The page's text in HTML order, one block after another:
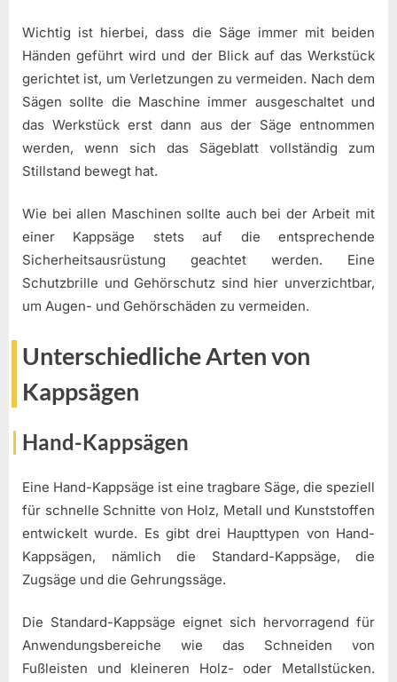
Wichtig ist hierbei, dass die Säge immer mit beiden
Händen geführt wird und der Blick auf das Werkstück
gerichtet ist, um Verletzungen zu vermeiden. Nach dem
Sägen sollte die Maschine immer ausgeschaltet und
das Werkstück erst dann aus der Säge entnommen
werden, wenn sich das Sägeblatt vollständig zum
Stillstand bewegt hat.
Wie bei allen Maschinen sollte auch bei der Arbeit mit
einer Kappsäge stets auf die entsprechende
Sicherheitsausrüstung geachtet werden. Eine
Schutzbrille und Gehörschutz sind hier unverzichtbar,
um Augen- und Gehörschäden zu vermeiden.
Unterschiedliche Arten von
Kappsägen
Hand-Kappsägen
Eine Hand-Kappsäge ist eine tragbare Säge, die speziell
für schnelle Schnitte von Holz, Metall und Kunststoffen
entwickelt wurde. Es gibt drei Haupttypen von Hand-
Kappsägen, nämlich die Standard-Kappsäge, die
Zugsäge und die Gehrungssäge.
Die Standard-Kappsäge eignet sich hervorragend für
Anwendungsbereiche wie das Schneiden von
Fußleisten und kleineren Holz- oder Metallstücken.